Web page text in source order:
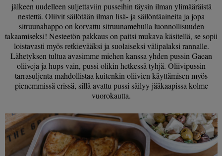
jälkeen uudelleen suljettaviin pusseihin täysin ilman ylimääräistä
nestettä. Oliivit säilötään ilman lisä- ja säilöntäaineita ja jopa
sitruunahappo on korvattu sitruunamehulla luonnollisuuden
takaamiseksi! Nesteetön pakkaus on paitsi mukava käsitellä, se sopii
loistavasti myös retkievääksi ja suolaiseksi välipalaksi rannalle.
Lähetyksen tultua avasimme miehen kanssa yhden pussin Gaean
oliiveja ja hups vain, pussi olikin hetkessä tyhjä. Oliivipussin
tarrasuljenta mahdollistaa kuitenkin oliivien käyttämisen myös
pienemmissä erissä, sillä avattu pussi säilyy jääkaapissa kolme
vuorokautta.